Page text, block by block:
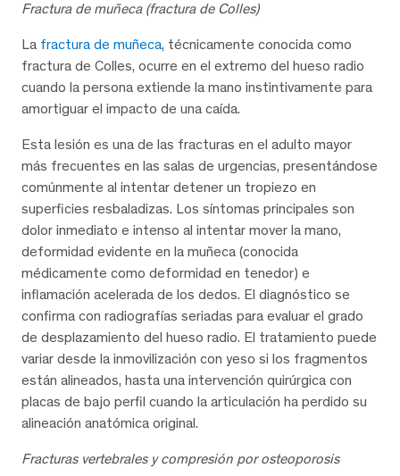
Fractura de muñeca (fractura de Colles)
La fractura de muñeca, técnicamente conocida como
fractura de Colles, ocurre en el extremo del hueso radio
cuando la persona extiende la mano instintivamente para
amortiguar el impacto de una caída.
Esta lesión es una de las fracturas en el adulto mayor
más frecuentes en las salas de urgencias, presentándose
comúnmente al intentar detener un tropiezo en
superficies resbaladizas. Los síntomas principales son
dolor inmediato e intenso al intentar mover la mano,
deformidad evidente en la muñeca (conocida
médicamente como deformidad en tenedor) e
inflamación acelerada de los dedos. El diagnóstico se
confirma con radiografías seriadas para evaluar el grado
de desplazamiento del hueso radio. El tratamiento puede
variar desde la inmovilización con yeso si los fragmentos
están alineados, hasta una intervención quirúrgica con
placas de bajo perfil cuando la articulación ha perdido su
alineación anatómica original.
Fracturas vertebrales y compresión por osteoporosis